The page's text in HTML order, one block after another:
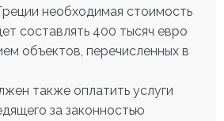
необходимая стоимость
составлять 400 тысяч евро
объектов, перечисленных в
также оплатить услуги
за законностью